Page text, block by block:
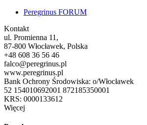
Peregrinus FORUM
Kontakt
ul. Promienna 11,
87-800 Włocławek, Polska
+48 608 36 56 46
falco@peregrinus.pl
www.peregrinus.pl
Bank Ochrony Środowiska: o/Włocławek
52 154010692001 872185350001
KRS: 0000133612
Więcej